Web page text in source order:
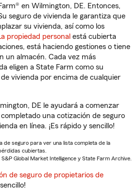
en Wilmington, DE. Entonces,
seguro de vivienda le garantiza que
su vivienda, así como los
propiedad personal está cubierta
está haciendo gestiones o tiene
un almacén. Cada vez más
eligen a State Farm como su
vivienda por encima de cualquier
DE le ayudará a comenzar
una cotización de seguro
en línea. ¡Es rápido y sencillo!
de seguro para ver una lista completa de la
cubiertas.
Global Market Intelligence y State Farm Archive.
de seguro de propietarios de